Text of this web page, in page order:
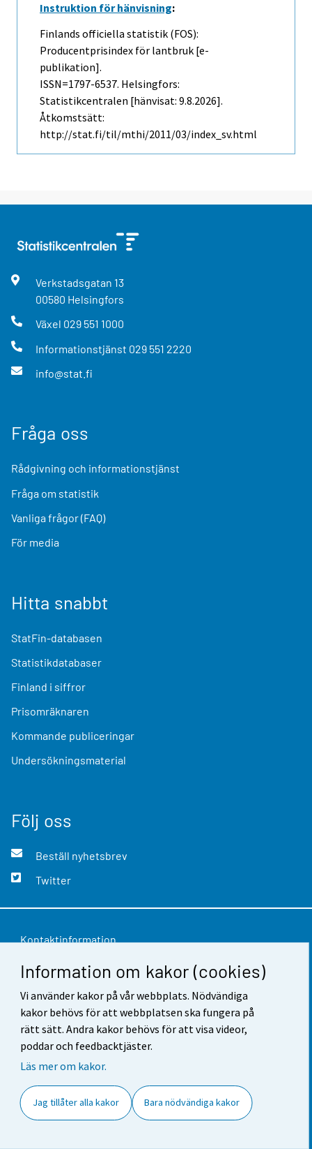
Information om kakor (cookies)
Vi använder kakor på vår webbplats. Nödvändiga
kakor behövs för att webbplatsen ska fungera på
rätt sätt. Andra kakor behövs för att visa videor,
poddar och feedbacktjäster.
Läs mer om kakor.
Jag tillåter alla kakor Bara nödvändiga kakor
Instruktion för hänvisning:
Finlands officiella statistik (FOS):
Producentprisindex för lantbruk [e-
publikation].
ISSN=1797-6537. Helsingfors:
Statistikcentralen [hänvisat: 9.8.2026].
Åtkomstsätt:
http://stat.fi/til/mthi/2011/03/index_sv.html
Verkstadsgatan 13
00580 Helsingfors
Växel 029 551 1000
Informationstjänst 029 551 2220
info@stat.fi
Fråga oss
Rådgivning och informationstjänst
Fråga om statistik
Vanliga frågor (FAQ)
För media
Hitta snabbt
StatFin-databasen
Statistikdatabaser
Finland i siffror
Prisomräknaren
Kommande publiceringar
Undersökningsmaterial
Följ oss
Beställ nyhetsbrev
Twitter
Kontaktinformation
Respons
Användarvillkor
Dataskydd
Tillgänglighet
Cookie-inställningar